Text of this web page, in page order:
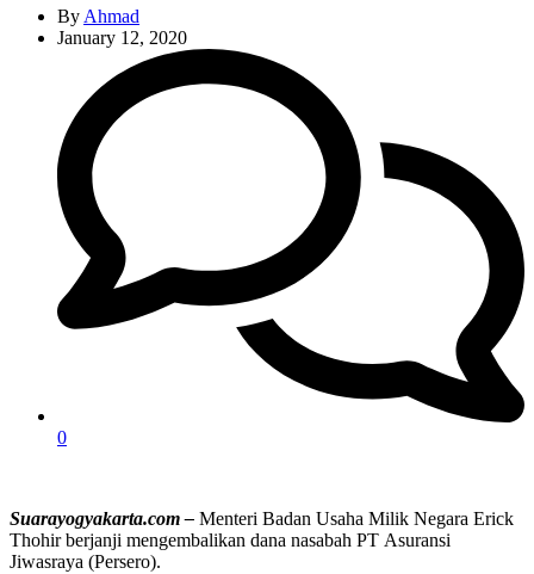
By Ahmad
January 12, 2020
0
Suarayogyakarta.com – Menteri Badan Usaha Milik Negara Erick
Thohir berjanji mengembalikan dana nasabah PT Asuransi
Jiwasraya (Persero).